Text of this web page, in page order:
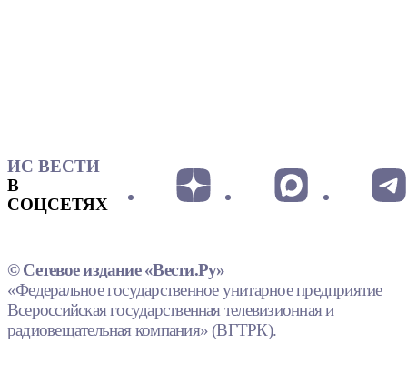
ИС ВЕСТИ
В
СОЦСЕТЯХ
© Сетевое издание «Вести.Ру»
«Федеральное государственное унитарное предприятие
Всероссийская государственная телевизионная и
радиовещательная компания» (ВГТРК).